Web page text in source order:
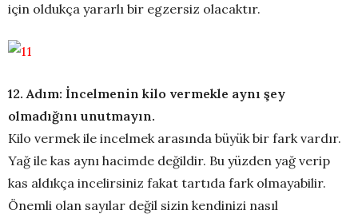
için oldukça yararlı bir egzersiz olacaktır.
12. Adım: İncelmenin kilo vermekle aynı şey
olmadığını unutmayın.
Kilo vermek ile incelmek arasında büyük bir fark vardır.
Yağ ile kas aynı hacimde değildir. Bu yüzden yağ verip
kas aldıkça incelirsiniz fakat tartıda fark olmayabilir.
Önemli olan sayılar değil sizin kendinizi nasıl